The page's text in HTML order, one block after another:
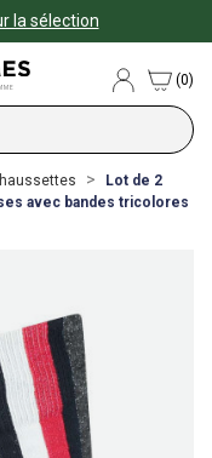
la sélection
(0)
Lot de 2
avec bandes tricolores